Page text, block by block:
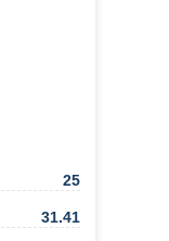
25
31.41